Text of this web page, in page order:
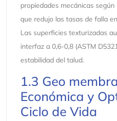
propiedades mecánicas
que redujo las tasas de falla
Las superficies texturizadas
interfaz a 0,6-0,8 (ASTM
estabilidad del talud.
1.3 Geo
Económica y
Ciclo de Vida